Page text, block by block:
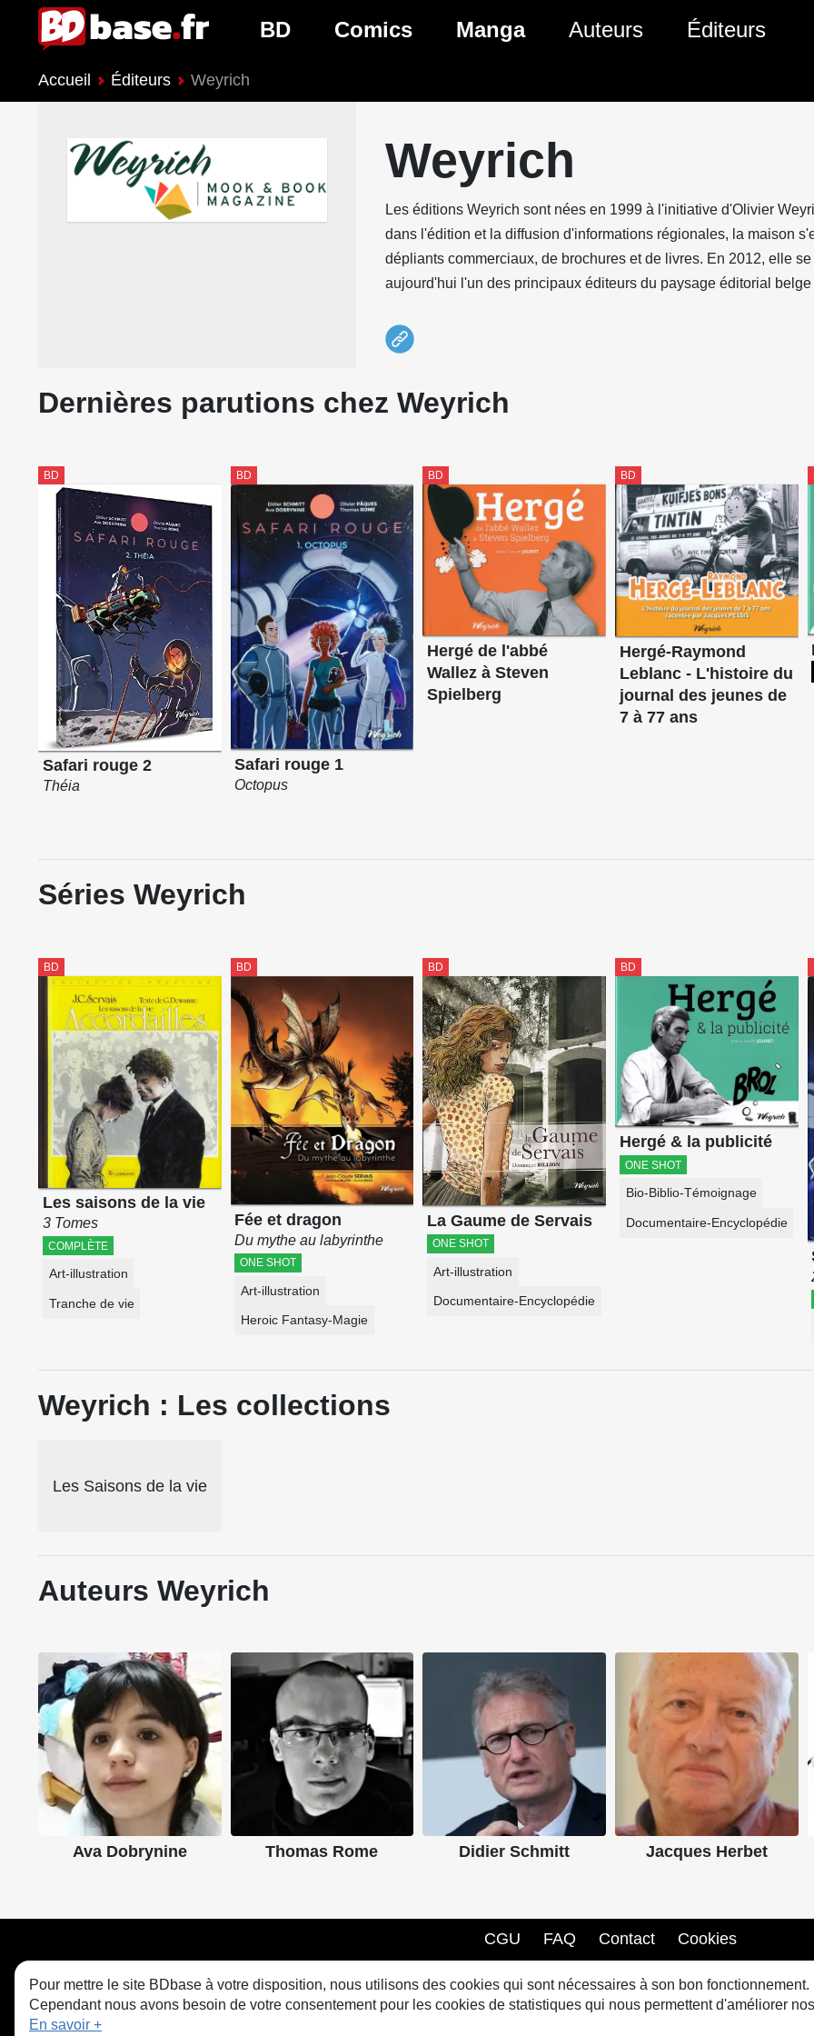
BD Comics
Genres Comics
Manga
Genres Manga
Auteurs Éditeurs
Accueil Éditeurs Weyrich
Weyrich
Les éditions Weyrich sont nées en 1999 à l'initiative d'Olivier
dans l'édition et la diffusion d'informations régionales, la maison
dépliants commerciaux, de brochures et de livres. En 2012, elle
aujourd'hui l'un des principaux éditeurs du paysage éditorial belge
Dernières parutions chez Weyrich
BD
Safari rouge 2
Théia
BD
Safari rouge 1
Octopus
BD
Hergé de l'abbé
Wallez à Steven
Spielberg
BD
Hergé-Raymond
Leblanc - L'histoire du
journal des jeunes de
7 à 77 ans
Séries Weyrich
BD
Les saisons de la vie
3 Tomes
COMPLÈTE
Art-illustration
Tranche de vie
BD
Fée et dragon
Du mythe au labyrinthe
ONE SHOT
Art-illustration
Heroic Fantasy-Magie
BD
La Gaume de Servais
ONE SHOT
Art-illustration
Documentaire-Encyclopédie
BD
Hergé & la publicité
ONE SHOT
Bio-Biblio-Témoignage
Documentaire-Encyclopédie
Weyrich : Les collections
Les Saisons de la vie
Auteurs Weyrich
Ava Dobrynine Thomas Rome Didier Schmitt Jacques Herbet
CGU FAQ Contact Cookies
Pour mettre le site BDbase à votre disposition, nous utilisons des cookies qui sont nécessaires à son bon fonctionnement.
Cependant nous avons besoin de votre consentement pour les cookies de statistiques qui nous permettent d'améliorer
En savoir +